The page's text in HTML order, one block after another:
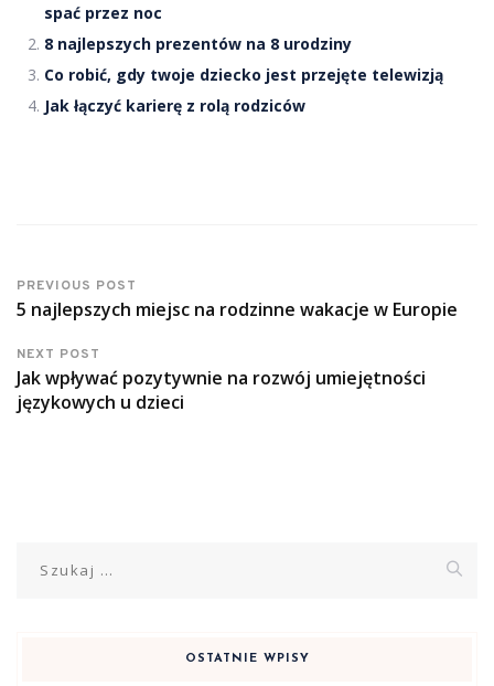
spać przez noc
8 najlepszych prezentów na 8 urodziny
Co robić, gdy twoje dziecko jest przejęte telewizją
Jak łączyć karierę z rolą rodziców
PREVIOUS POST
5 najlepszych miejsc na rodzinne wakacje w Europie
NEXT POST
Jak wpływać pozytywnie na rozwój umiejętności
językowych u dzieci
OSTATNIE WPISY